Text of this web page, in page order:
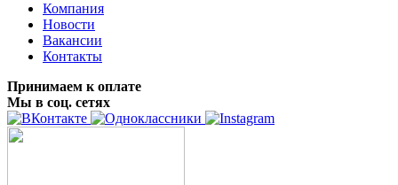
Компания
Новости
Вакансии
Контакты
Принимаем к оплате
Мы в соц. сетях